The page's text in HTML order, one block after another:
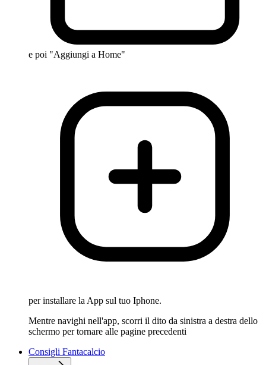
e poi "Aggiungi a Home"
per installare la App sul tuo Iphone.
Mentre navighi nell'app, scorri il dito da sinistra a destra dello
schermo per tornare alle pagine precedenti
Consigli Fantacalcio